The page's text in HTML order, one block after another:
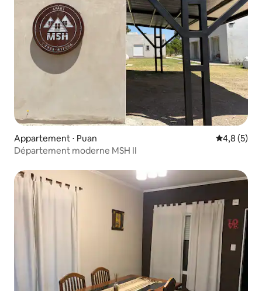
Appartement ⋅ Puan Évaluation
4,8 (5)
Département moderne MSH II